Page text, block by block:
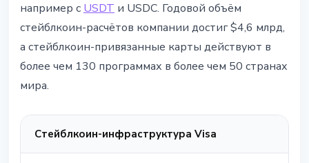
например сUSDT и USDC. Годовой объём
стейблкоин-расчётов компании достиг $4,6 млрд,
а стейблкоин-привязанные карты действуют в
более чем 130 программах в более чем 50 странах
мира.
Стейблкоин-инфраструктура Visa